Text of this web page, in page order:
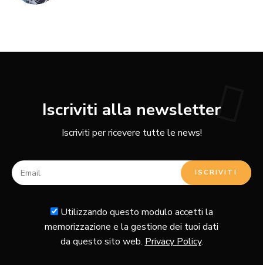
Iscriviti alla newsletter
Iscriviti per ricevere tutte le news!
Utilizzando questo modulo accetti la
memorizzazione e la gestione dei tuoi dati
da questo sito web.Privacy Policy.